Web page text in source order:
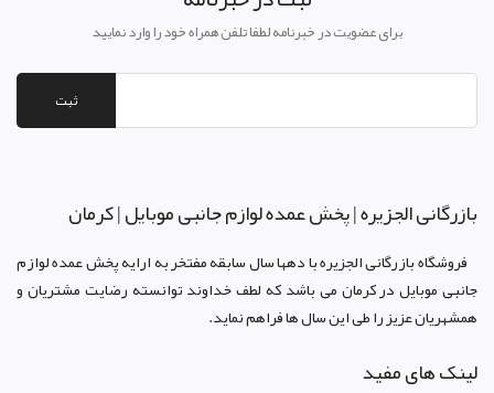
برای عضویت در خبرنامه لطفا تلفن همراه خود را وارد نمایید
ثبت
بازرگانی الجزيره | پخش عمده لوازم جانبی موبایل | کرمان
فروشگاه بازرگانی الجزيره با دهها سال سابقه مفتخر به ارايه پخش عمده لوازم
جانبی موبایل در کرمان می باشد که لطف خداوند توانسته رضايت مشتريان و
همشهريان عزيز را طی اين سال ها فراهم نمايد.
لینک های مفید